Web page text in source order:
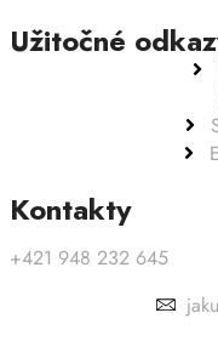
Užitočné
Kontakty
+421 948 232 645